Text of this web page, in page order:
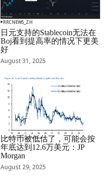
RRCNEWS_ZH
日元支持的Stablecoin无法在
Boj看到提高率的情况下更美
好
August 31, 2025
RRCNEWS_ZH
比特币被低估了，可能会按
年底达到12.6万美元：JP
Morgan
August 29, 2025